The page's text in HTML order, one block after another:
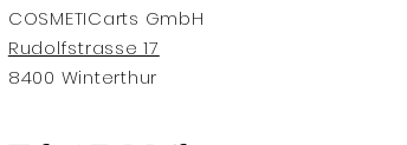
COSMETICarts GmbH
Rudolfstrasse 17
8400 Winterthur